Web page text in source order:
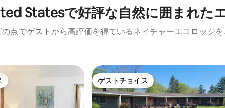
Statesで好評な自然に囲まれた
点でゲストから高評価を得ているネイチャーエコロッジ
イスです。 ゲストチョイス
ゲストチョイス